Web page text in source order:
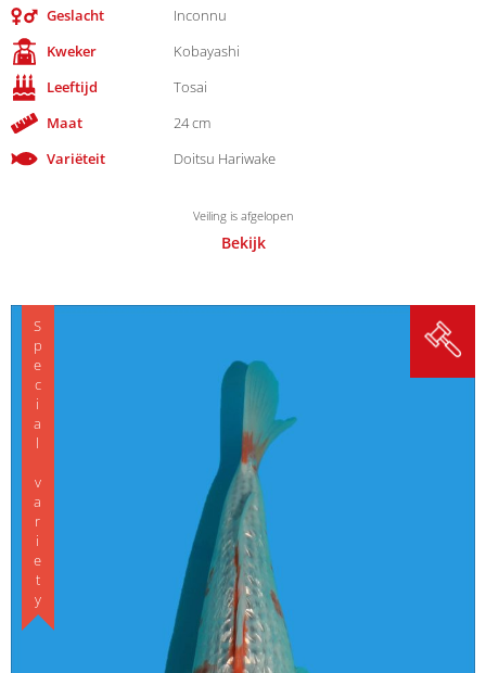
Geslacht
Inconnu
Kweker
Kobayashi
Leeftijd
Tosai
Maat
24 cm
Variëteit
Doitsu Hariwake
Veiling is afgelopen
Bekijk
Special variety